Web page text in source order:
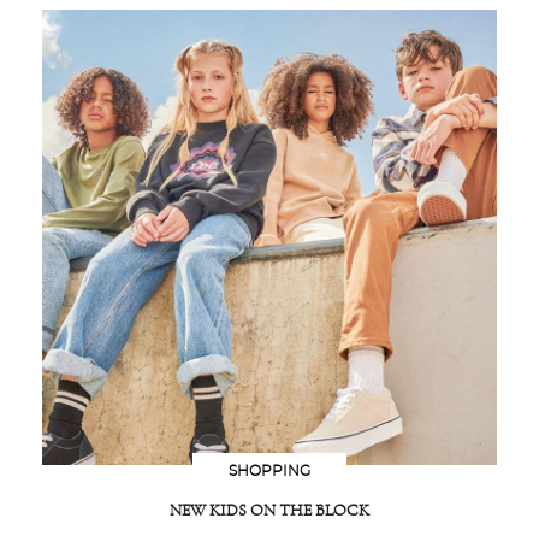
SHOPPING
NEW KIDS ON THE BLOCK